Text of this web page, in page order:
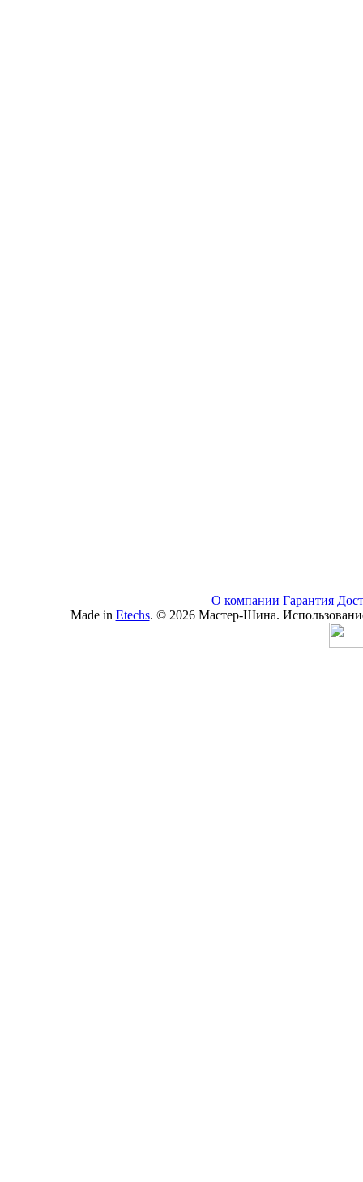
О компании Гарантия
Made in Etechs. © 2026 Мастер-Шина.